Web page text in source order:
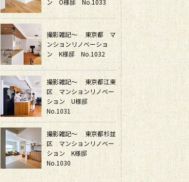
ン O様邸 No.1033
撮影雑記～ 東京都 マ
ンションリノベーショ
ン K様邸 No.1032
撮影雑記～ 東京都江東
区 マンションリノベー
ション U様邸
No.1031
撮影雑記～ 東京都杉並
区 マンションリノベー
ション K様邸
No.1030